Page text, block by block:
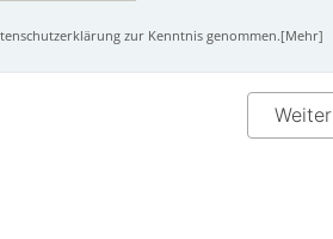
zur Kenntnis genommen.[Mehr]
Weiter